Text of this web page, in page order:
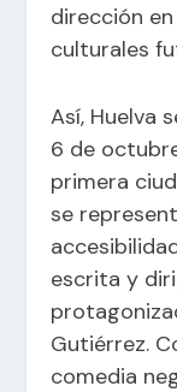
dirección
culturales
Así, Huelva
6 de
primera
se
escrita y
Gutiérrez.
comedia